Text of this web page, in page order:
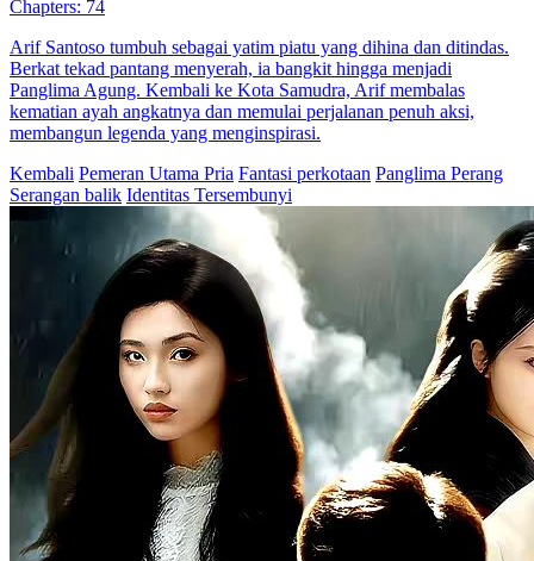
ibunya meninggal, adiknya menghilang, dan istrinya dilecehkan.
peperangan berkobar, Rio bersumpah akan membalas dendam dan
membunuh semua pelakunya.
Panglima Perang Pemeran Utama Wanita Kuat Imajinasi Perkotaan
Tak terkalahkan Pembalasan dendam
Sang Dewa Perang
Chapters: 100
Lima tahun lalu, ia dijebak dan terpaksa tidur dengan tunangan
orang. Saat dunia dilanda perang, ia bergabung militer dan bangkit
sebagai Dewa Perang Cakra, memimpin pasukan kalahkan
pemberontak. Pulang dengan kejayaan, ia temukan wanita masa lalu
dan putrinya diculik. Ia bertarung demi mereka.
Kembali
Imajinasi Perkotaan Panglima Perang
Identitas
Tersembunyi
Pemeran Utama Pria Serangan balik
Kembalinya Sang Dewa Perang